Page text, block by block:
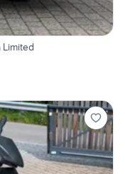
Limited